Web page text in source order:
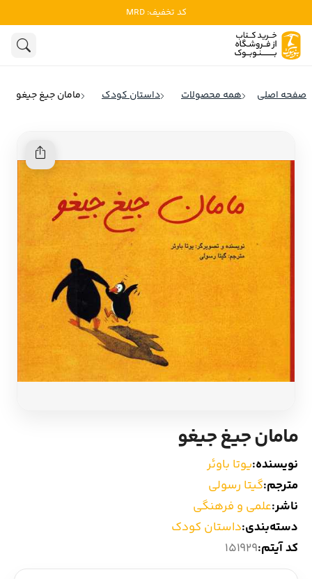
کد تخفیف: MRD
ادبیات
کودک و نوجوان
علوم اجتماعی
ادیان و اساطیر
ادبیات فرانسه
ادبیات ایتالیا
ادبیات روسیه
ادبیات آمریکای لاتین
ادبیات آلمان
ادبیات ترکیه
ادبیات آسیا
سایر کشورهای اروپا
داستان کوتاه
ادبیات نمایشی
صفحه اصلی همه محصولات داستان کودک مامان جیغ جیغو
مامان جیغ جیغو
نویسنده:یوتا باوئر
مترجم:گیتا رسولی
ناشر:علمی و فرهنگی
دسته‌بندی:داستان کودک
کد آیتم:151929